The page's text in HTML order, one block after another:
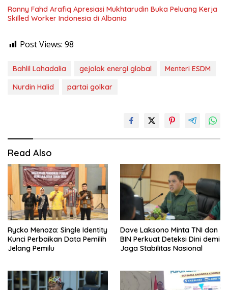
Ranny Fahd Arafiq Apresiasi Mukhtarudin Buka Peluang Kerja
Skilled Worker Indonesia di Albania
Post Views: 98
Bahlil Lahadalia gejolak energi global
Menteri ESDM
Nurdin Halid
partai golkar
Read Also
Rycko Menoza: Single Identity
Kunci Perbaikan Data Pemilih
Jelang Pemilu
Dave Laksono Minta TNI dan
BIN Perkuat Deteksi Dini demi
Jaga Stabilitas Nasional